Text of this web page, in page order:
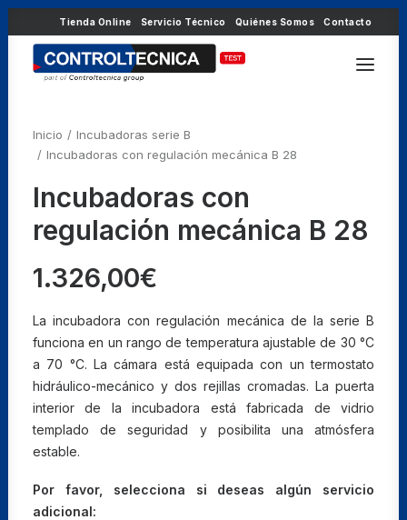
Tienda Online Servicio Técnico Quiénes Somos Contacto
Inicio
Incubadoras serie B
Incubadoras con regulación mecánica B 28
Incubadoras con
regulación mecánica B 28
1.326,00€
La incubadora con regulación mecánica de la serie B
funciona en un rango de temperatura ajustable de 30 °C
a 70 °C. La cámara está equipada con un termostato
hidráulico-mecánico y dos rejillas cromadas. La puerta
interior de la incubadora está fabricada de vidrio
templado de seguridad y posibilita una atmósfera
estable.
Por favor, selecciona si deseas algún servicio
adicional: